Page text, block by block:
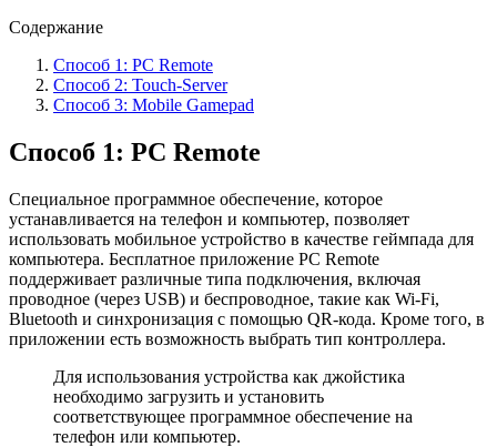
Содержание
Способ 1: PC Remote
Способ 2: Touch-Server
Способ 3: Mobile Gamepad
Способ 1: PC Remote
Специальное программное обеспечение, которое
устанавливается на телефон и компьютер, позволяет
использовать мобильное устройство в качестве геймпада для
компьютера. Бесплатное приложение PC Remote
поддерживает различные типа подключения, включая
проводное (через USB) и беспроводное, такие как Wi-Fi,
Bluetooth и синхронизация с помощью QR-кода. Кроме того, в
приложении есть возможность выбрать тип контроллера.
Для использования устройства как джойстика
необходимо загрузить и установить
соответствующее программное обеспечение на
телефон или компьютер.